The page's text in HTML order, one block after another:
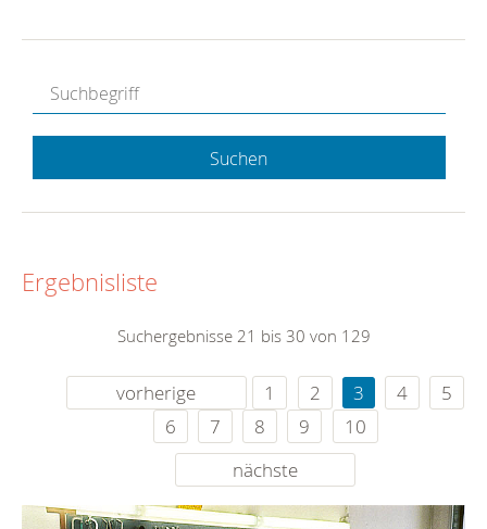
Suchen
Ergebnisliste
Suchergebnisse 21 bis 30 von 129
vorherige 1 2 3 4
5
6
7 8 9
10
nächste